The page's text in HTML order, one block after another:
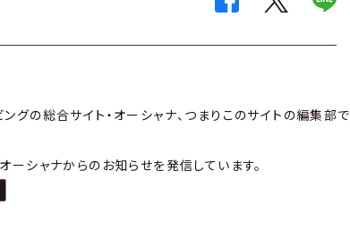
グの総合サイト・オーシャナ、つまりこのサイトの編集部で
ーシャナからのお知らせを発信しています。